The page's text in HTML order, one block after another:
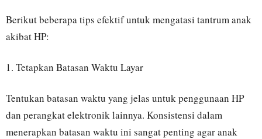
Berikut beberapa tips efektif untuk mengatasi tantrum anak
akibat HP:
1. Tetapkan Batasan Waktu Layar
Tentukan batasan waktu yang jelas untuk penggunaan HP
dan perangkat elektronik lainnya. Konsistensi dalam
menerapkan batasan waktu ini sangat penting agar anak